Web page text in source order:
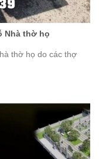
Nhà thờ họ
thờ họ do các thợ